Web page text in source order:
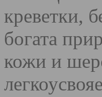
креветки,
богата
кожи и